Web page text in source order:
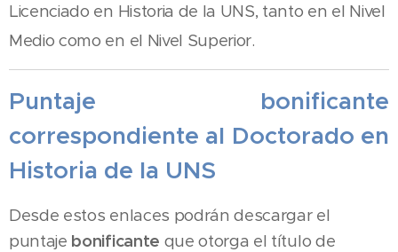
Licenciado en Historia de la UNS, tanto en el Nivel
Medio como en el Nivel Superior.
Puntaje bonificante
correspondiente al Doctorado en
Historia de la UNS
Desde estos enlaces podrán descargar el
puntaje bonificante que otorga el título de